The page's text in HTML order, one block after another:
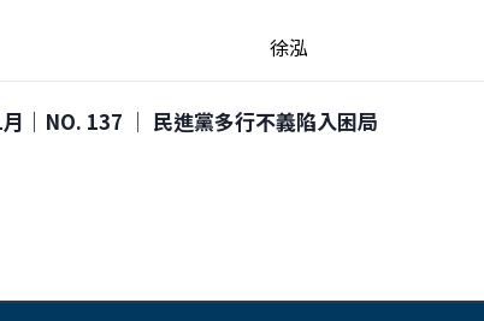
徐泓
｜NO. 137 │ 民進黨多行不義陷入困局